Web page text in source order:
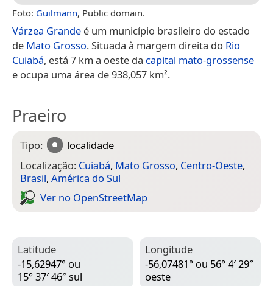
Foto: Guilmann, Public domain.
Várzea Grande é um município brasileiro do estado
de Mato Grosso. Situada à margem direita do Rio
Cuiabá, está 7 km a oeste da capital mato-grossense
e ocupa uma área de 938,057 km².
Praeiro
Tipo:
localidade
Localização: Cuiabá, Mato Grosso, Centro-Oeste,
Brasil, América do Sul
Ver no Open­Street­Map
Latitude
-15,62947° ou
15° 37′ 46″ sul
Longitude
-56,07481° ou 56° 4′ 29″
oeste